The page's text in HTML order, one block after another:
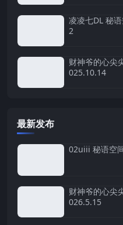
凌凌七DL 秘
2
财神爷的心尖
025.10.14
最新发布
02uiii 秘语空
财神爷的心尖
026.5.15